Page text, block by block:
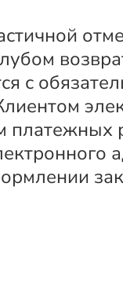
с
платежных